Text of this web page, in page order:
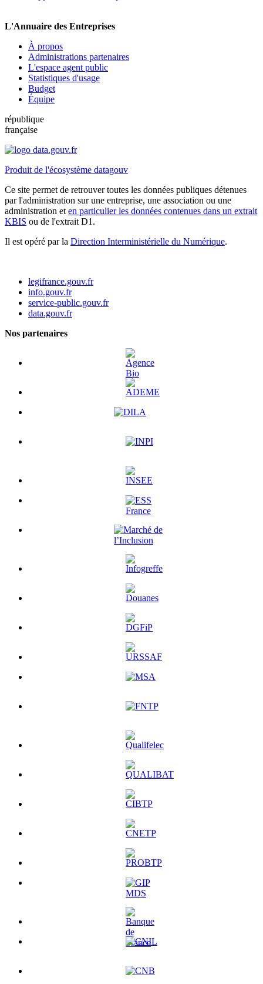
L'Annuaire des Entreprises
À propos
Administrations partenaires
L'espace agent public
Statistiques d'usage
Budget
Équipe
république
française
Produit de l'écosystème datagouv
Ce site permet de retrouver toutes les données publiques détenues
par l'administration sur une entreprise, une association ou une
administration et en particulier les données contenues dans un extrait
KBIS ou de l'extrait D1.
Il est opéré par la Direction Interministérielle du Numérique.
legifrance.gouv.fr
info.gouv.fr
service-public.gouv.fr
data.gouv.fr
Nos partenaires